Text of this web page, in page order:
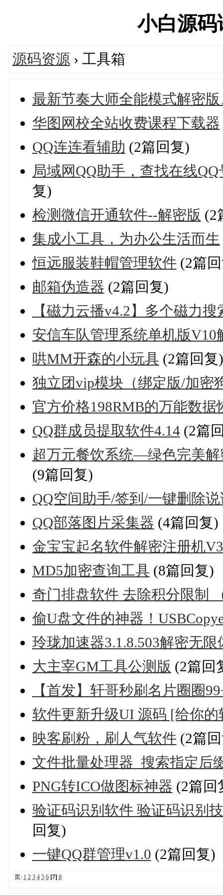
小白源
源码资源 › 工具箱
最新节奏大师全能模式解密
华图网校全站收费课程下载器
QQ连连看辅助 (2篇回复)
局域网QQ助手，查找在线
复)
检测微信开通软件--解密版 (2
集成小工具，为办公生活而生
恒远服装鞋帽管理软件 (2篇
邮箱伪造器 (2篇回复)
【磁力云播v4.2】多个磁力
安信车队管理系统单机版V10
哄MM开森的小玩具 (2篇回复)
独立团vip模块（绑定版/加密
官方价格198RMB的万能数
QQ群成员提取软件4.14 (2篇
超万元餐饮系统—绿色完美
(9篇回复)
QQ空间助手/签到/一键删除
QQ部落图片采集器 (4篇回复)
金宝宝起名软件解密注册机
MD5加密查询工具 (8篇回复)
奇门排盘软件 去除积分限制
偷U盘文件的神器！
玲珑加速器3.1.8.503解密无限
大主宰GM工具公测版 (2篇回
【首发】轩哥秒刷名片圈圈
软件更新升级UI 源码 [给你
映客刷粉，刷人气软件 (2篇
文件批量处理器_搜索指定后
PNG转ICO做图标神器 (2篇回
验证码识别软件 验证码识别
回复)
一键QQ群管理v1.0 (2篇回复)
页: 1 2 3 4 5 6 [7] 8